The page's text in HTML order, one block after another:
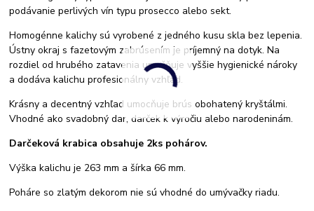
podávanie perlivých vín typu prosecco alebo sekt.
Homogénne kalichy sú vyrobené z jedného kusu skla bez lepenia.
Ústny okraj s fazetovým zabrúsením je príjemný na dotyk. Na
rozdiel od hrubého zatavenia umožňuje vyššie hygienické nároky
a dodáva kalichu profesionálny vzhľad.
Krásny a decentný vzhľad umocňuje brús obohatený kryštálmi.
Vhodné ako svadobný dar, darček k výročiu alebo narodeninám.
Darčeková krabica obsahuje 2ks pohárov.
Výška kalichu je 263 mm a šírka 66 mm.
Poháre so zlatým dekorom nie sú vhodné do umývačky riadu.